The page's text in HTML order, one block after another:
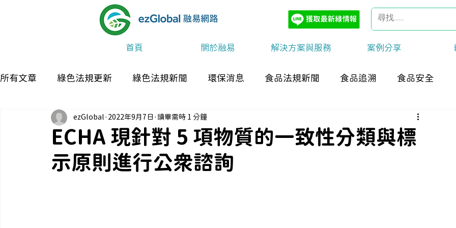
首頁 關於融易 解決方案與服務 案例分享
所有文章 綠色法規更新 綠色法規新聞 環保消息 食品法規新聞 食品追溯 食品安全
最新消息及活動
ECHA 現針對 5 項物質的一致性分類與標
示原則進行公眾諮詢
ezGlobal 2022年9月7日 讀畢需時 1 分鐘